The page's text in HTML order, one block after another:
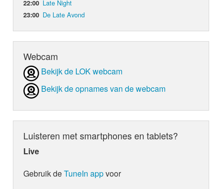
22:00 Late Night
23:00 De Late Avond
Webcam
Bekijk de LOK webcam
Bekijk de opnames van de webcam
Luisteren met smartphones en tablets?
Live
Gebruik deTuneIn appvoor